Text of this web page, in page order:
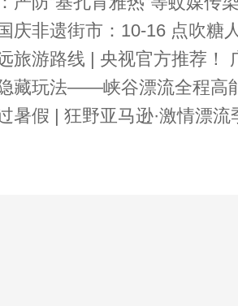
庆非遗街市：10-16 点吹糖
旅游路线 | 央视官方推荐！
景区
藏玩法——峡谷漂流全程高
快乐
暑假 | 狂野亚马逊·激情漂